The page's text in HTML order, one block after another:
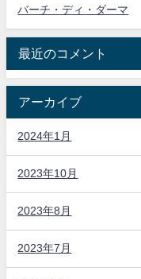
バーチ・ディ・ダーマ
最近のコメント
アーカイブ
2024年1月
2023年10月
2023年8月
2023年7月